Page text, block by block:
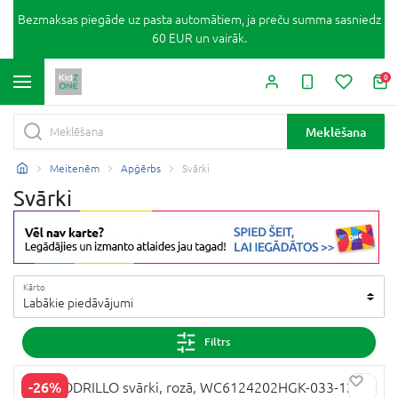
Bezmaksas piegāde uz pasta automātiem, ja preču summa sasniedz
60 EUR un vairāk.
0
Meklēšana
Meitenēm Apģērbs Svārki
Svārki
Kārto
Labākie piedāvājumi
Filtrs
-26%
COCCODRILLO svārki, rozā, WC6124202HGK-033-122,